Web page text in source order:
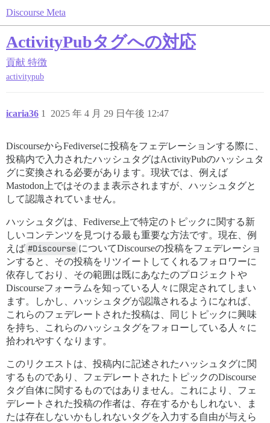
Discourse Meta
ActivityPubタグへの対応
貢献 特徴
activitypub
icaria36 2025 年 4 月 29 日午後 12:47
1
DiscourseからFediverseに投稿をフェデレーションする際に、
投稿内で入力されたハッシュタグはActivityPubのハッシュタ
グに変換される必要があります。現状では、例えば
Mastodon上ではそのまま表示されますが、ハッシュタグと
して認識されていません。
ハッシュタグは、Fediverse上で特定のトピックに関する新
しいコンテンツを見つける最も重要な方法です。現在、例
えば #Discourse についてDiscourseの投稿をフェデレーショ
ンすると、その投稿をリツイートしてくれるフォロワーに
依存しており、その範囲は既にあなたのプロジェクトや
Discourseフォーラムを知っている人々に限定されてしまい
ます。しかし、ハッシュタグが認識されるようになれば、
これらのフェデレートされた投稿は、同じトピックに興味
を持ち、これらのハッシュタグをフォローしている人々に
拾われやすくなります。
このリクエストは、投稿内に記述されたハッシュタグに関
するものであり、フェデレートされたトピックのDiscourse
タグ自体に関するものではありません。これにより、フェ
デレートされた投稿の作者は、存在するかもしれない、ま
たは存在しないかもしれないタグを入力する自由が与えら